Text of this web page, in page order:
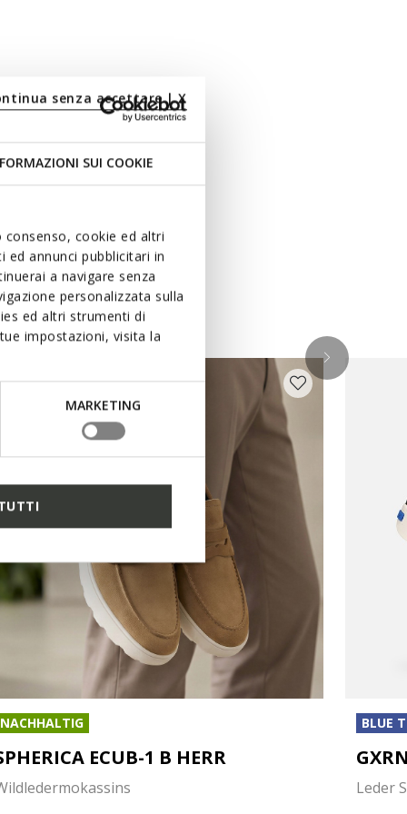
SUI COOKIE
cookie ed altri
ed annunci pubblicitari in
a navigare senza
personalizzata sulla
ed altri strumenti di
impostazioni, visita la
MARKETING
senza accettare | X
NACHHALTIG
ECUB-1 B HERR
BLUE
Leder